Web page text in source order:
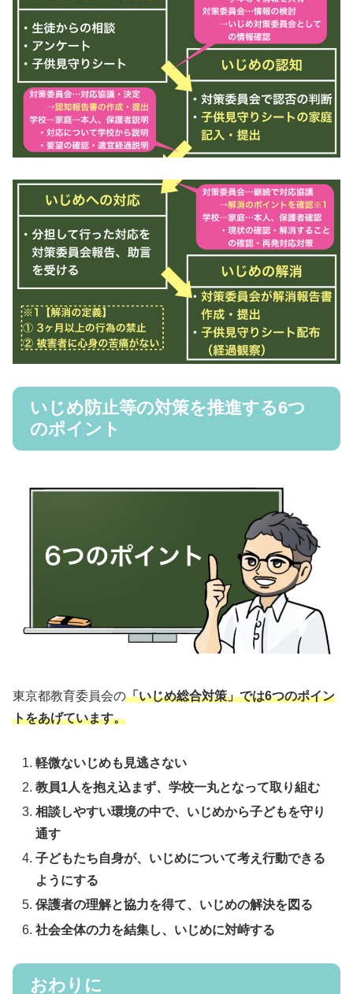
いじめ防止等の対策を推進する6つ
のポイント
東京都教育委員会の「いじめ総合対策」では6つのポイン
トをあげています。
軽微ないじめも見逃さない
教員1人を抱え込まず、学校一丸となって取り組む
相談しやすい環境の中で、いじめから子どもを守り
通す
子どもたち自身が、いじめについて考え行動できる
ようにする
保護者の理解と協力を得て、いじめの解決を図る
社会全体の力を結集し、いじめに対峙する
おわりに